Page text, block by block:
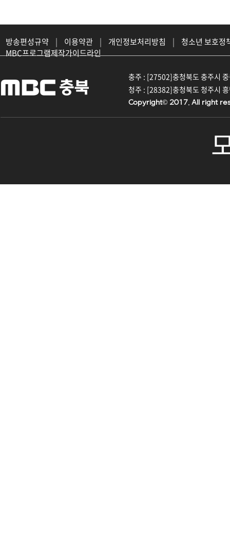
방송편성규약 | 이용약관 | 개인정보처리방침 |
청소년 보호정
MBC프로그램제작가이드라인
충주 : [27502]충청북도 충주시
청주 : [28382]충청북도 청주시
Copyright© 2017. All right